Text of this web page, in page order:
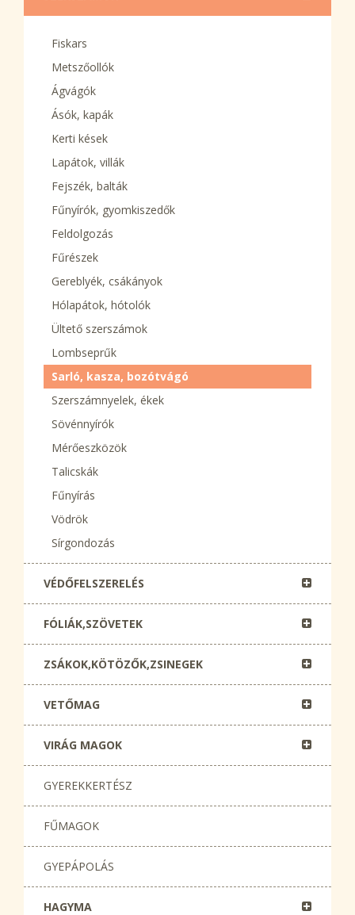
Fiskars
Metszőollók
Ágvágók
Ásók, kapák
Kerti kések
Lapátok, villák
Fejszék, balták
Fűnyírók, gyomkiszedők
Feldolgozás
Fűrészek
Gereblyék, csákányok
Hólapátok, hótolók
Ültető szerszámok
Lombseprűk
Sarló, kasza, bozótvágó
Szerszámnyelek, ékek
Sövénnyírók
Mérőeszközök
Talicskák
Fűnyírás
Vödrök
Sírgondozás
VÉDŐFELSZERELÉS
FÓLIÁK,SZÖVETEK
ZSÁKOK,KÖTÖZŐK,ZSINEGEK
VETŐMAG
VIRÁG MAGOK
GYEREKKERTÉSZ
FŰMAGOK
GYEPÁPOLÁS
HAGYMA